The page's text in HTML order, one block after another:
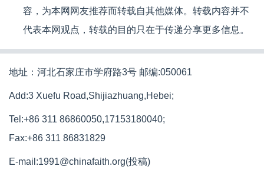
容，为本网网友推荐而转载自其他媒体。转载内容并不
代表本网观点，转载的目的只在于传递分享更多信息。
地址：河北石家庄市学府路3号 邮编:050061
Add:3 Xuefu Road,Shijiazhuang,Hebei;
Tel:+86 311 86860050,17153180040;
Fax:+86 311 86831829
E-mail:1991@chinafaith.org(投稿)